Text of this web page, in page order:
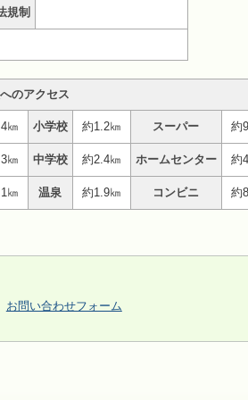
規制
のアクセス
㎞ 小学校 約1.2㎞ スーパー 約
㎞ 中学校 約2.4㎞ ホームセンター 約
㎞ 温泉 約1.9㎞ コンビニ 約
お問い合わせフォーム